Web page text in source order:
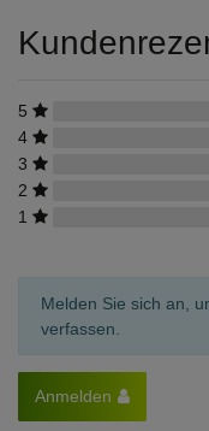
5
4
3
2
1
Melden Sie sich an,
verfassen.
Anmelden